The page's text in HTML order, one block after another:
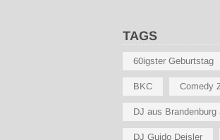
TAGS
60igster Geburtstag
BKC Comedy
DJ aus Brandenburg
DJ Guido Deisler